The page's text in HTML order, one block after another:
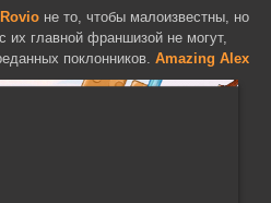
Rovio не то, чтобы малоизвестны, но
их главной франшизой не могут,
поклонников. Amazing Alex